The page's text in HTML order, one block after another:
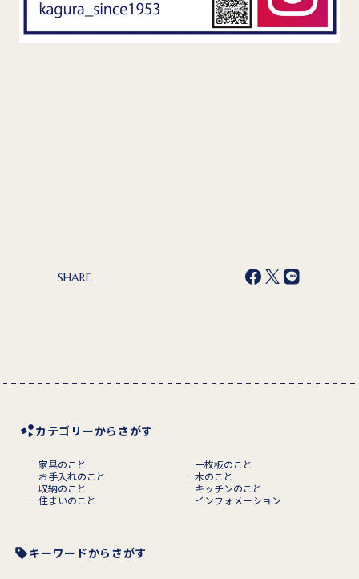
SHARE
カテゴリーからさがす
家具のこと
一枚板のこと
お手入れのこと
木のこと
収納のこと
キッチンのこと
住まいのこと
インフォメーション
キーワードからさがす